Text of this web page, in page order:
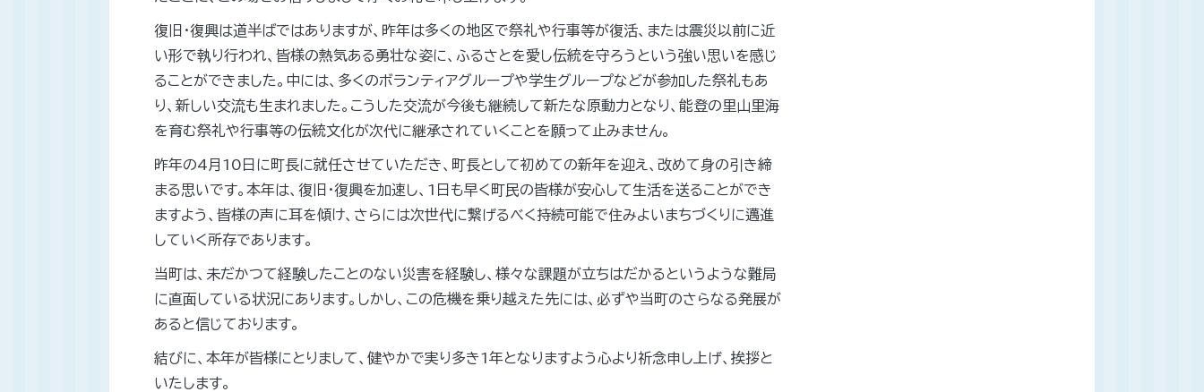
復旧・復興は道半ばではありますが、昨年は多くの地区で祭礼や行事等が復活、または震災以前に近
い形で執り行われ、皆様の熱気ある勇壮な姿に、ふるさとを愛し伝統を守ろうという強い思いを感じ
ることができました。中には、多くのボランティアグループや学生グループなどが参加した祭礼もあ
り、新しい交流も生まれました。こうした交流が今後も継続して新たな原動力となり、能登の里山里海
を育む祭礼や行事等の伝統文化が次代に継承されていくことを願って止みません。
昨年の4月10日に町長に就任させていただき、町長として初めての新年を迎え、改めて身の引き締
まる思いです。本年は、復旧・復興を加速し、1日も早く町民の皆様が安心して生活を送ることができ
ますよう、皆様の声に耳を傾け、さらには次世代に繋げるべく持続可能で住みよいまちづくりに邁進
していく所存であります。
当町は、未だかつて経験したことのない災害を経験し、様々な課題が立ちはだかるというような難局
に直面している状況にあります。しかし、この危機を乗り越えた先には、必ずや当町のさらなる発展が
あると信じております。
結びに、本年が皆様にとりまして、健やかで実り多き1年となりますよう心より祈念申し上げ、挨拶と
いたします。